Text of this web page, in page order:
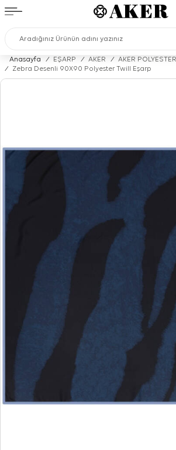
Anasayfa / EŞARP / AKER /
AKER
/
Zebra Desenli 90X90 Polyester Twill Eşarp